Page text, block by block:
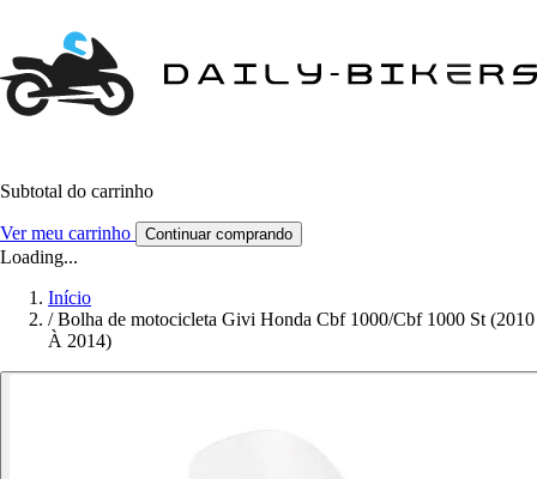
Subtotal do carrinho
Ver meu carrinho Continuar comprando
Loading...
Início
/ Bolha de motocicleta Givi Honda Cbf 1000/Cbf 1000 St (2010
À 2014)